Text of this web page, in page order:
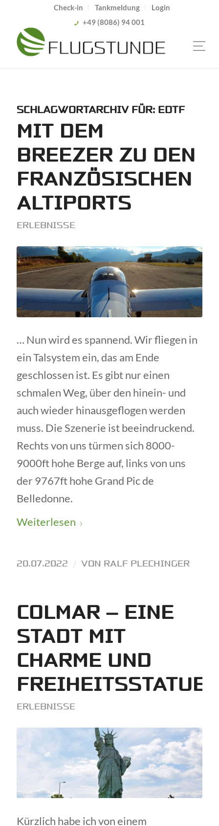
Check-in Tankmeldung
Login
+49 (8086) 94 001
SCHLAGWORTARCHIV FÜR: EDTF
MIT DEM
BREEZER ZU DEN
FRANZÖSISCHEN
ALTIPORTS
ERLEBNISSE
… Nun wird es spannend. Wir fliegen in
ein Talsystem ein, das am Ende
geschlossen ist. Es gibt nur einen
schmalen Weg, über den hinein- und
auch wieder hinausgeflogen werden
muss. Die Szenerie ist beeindruckend.
Rechts von uns türmen sich 8000-
9000ft hohe Berge auf, links von uns
der 9767ft hohe Grand Pic de
Belledonne.
Weiterlesen
20.07.2022 / VON RALF PLECHINGER
COLMAR – EINE
STADT MIT
CHARME UND
FREIHEITSSTATUE
ERLEBNISSE
Kürzlich habe ich von einem